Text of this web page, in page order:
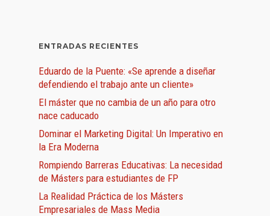
ENTRADAS RECIENTES
Eduardo de la Puente: «Se aprende a diseñar
defendiendo el trabajo ante un cliente»
El máster que no cambia de un año para otro
nace caducado
Dominar el Marketing Digital: Un Imperativo en
la Era Moderna
Rompiendo Barreras Educativas: La necesidad
de Másters para estudiantes de FP
La Realidad Práctica de los Másters
Empresariales de Mass Media